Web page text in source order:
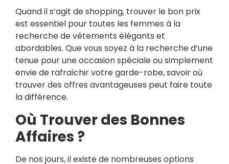
Quand il s’agit de shopping, trouver le bon prix
est essentiel pour toutes les femmes à la
recherche de vêtements élégants et
abordables. Que vous soyez à la recherche d’une
tenue pour une occasion spéciale ou simplement
envie de rafraîchir votre garde-robe, savoir où
trouver des offres avantageuses peut faire toute
la différence.
Où Trouver des Bonnes
Affaires ?
De nos jours, il existe de nombreuses options